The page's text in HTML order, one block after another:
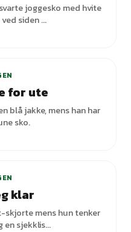
joggesko med hvite
siden ...
for ute
blå jakke, mens han har
sko.
klar
skjorte mens hun tenker
en sjekklis...